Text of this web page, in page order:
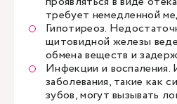
требует немедленной
Гипотиреоз.
щитовидной железы
обмена веществ и
Инфекции и
заболевания, такие как
зубов, могут вызывать